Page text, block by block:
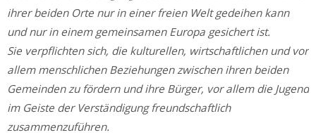
ihrer beiden Orte nur in einer freien Welt gedeihen kann
und nur in einem gemeinsamen Europa gesichert ist.
Sie verpflichten sich, die kulturellen, wirtschaftlichen und vor
allem menschlichen Beziehungen zwischen ihren beiden
Gemeinden zu fördern und ihre Bürger, vor allem die Jugend
im Geiste der Verständigung freundschaftlich
zusammenzuführen.